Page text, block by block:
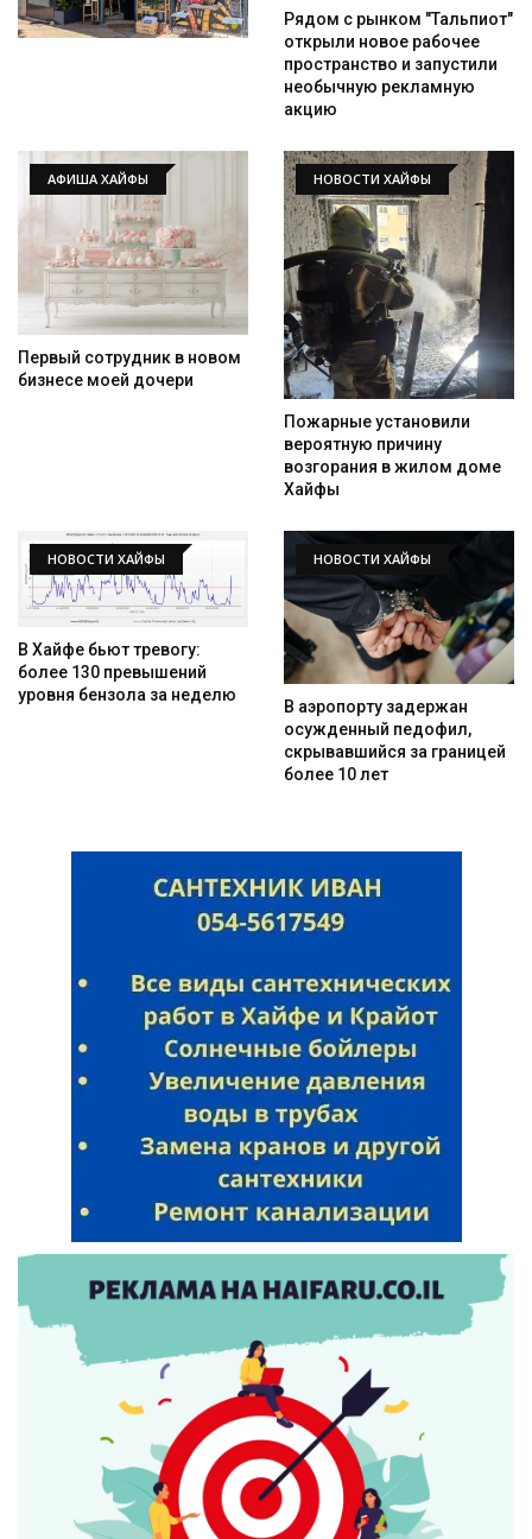
Искать
Рядом с рынком "Тальпиот"
открыли новое рабочее
пространство и запустили
необычную рекламную
акцию
АФИША ХАЙФЫ
Первый сотрудник в новом
бизнесе моей дочери
НОВОСТИ ХАЙФЫ
Пожарные установили
вероятную причину
возгорания в жилом доме
Хайфы
НОВОСТИ ХАЙФЫ
В Хайфе бьют тревогу:
более 130 превышений
уровня бензола за неделю
НОВОСТИ ХАЙФЫ
В аэропорту задержан
осужденный педофил,
скрывавшийся за границей
более 10 лет